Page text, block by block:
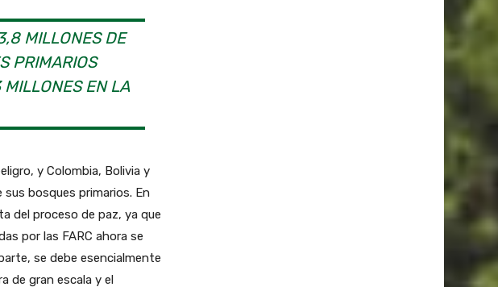
MILLONES DE
PRIMARIOS
MILLONES EN LA
y Colombia, Bolivia y
bosques primarios. En
del proceso de paz, ya que
por las FARC ahora se
se debe esencialmente
de gran escala y el